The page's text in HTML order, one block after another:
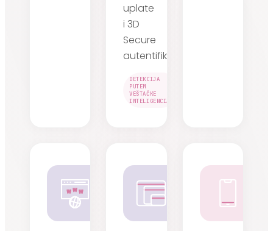
uplate
i 3D
Secure
autentifikaciju.
DETEKCIJA
PUTEM
VEŠTAČKE
INTELIGENCIJE